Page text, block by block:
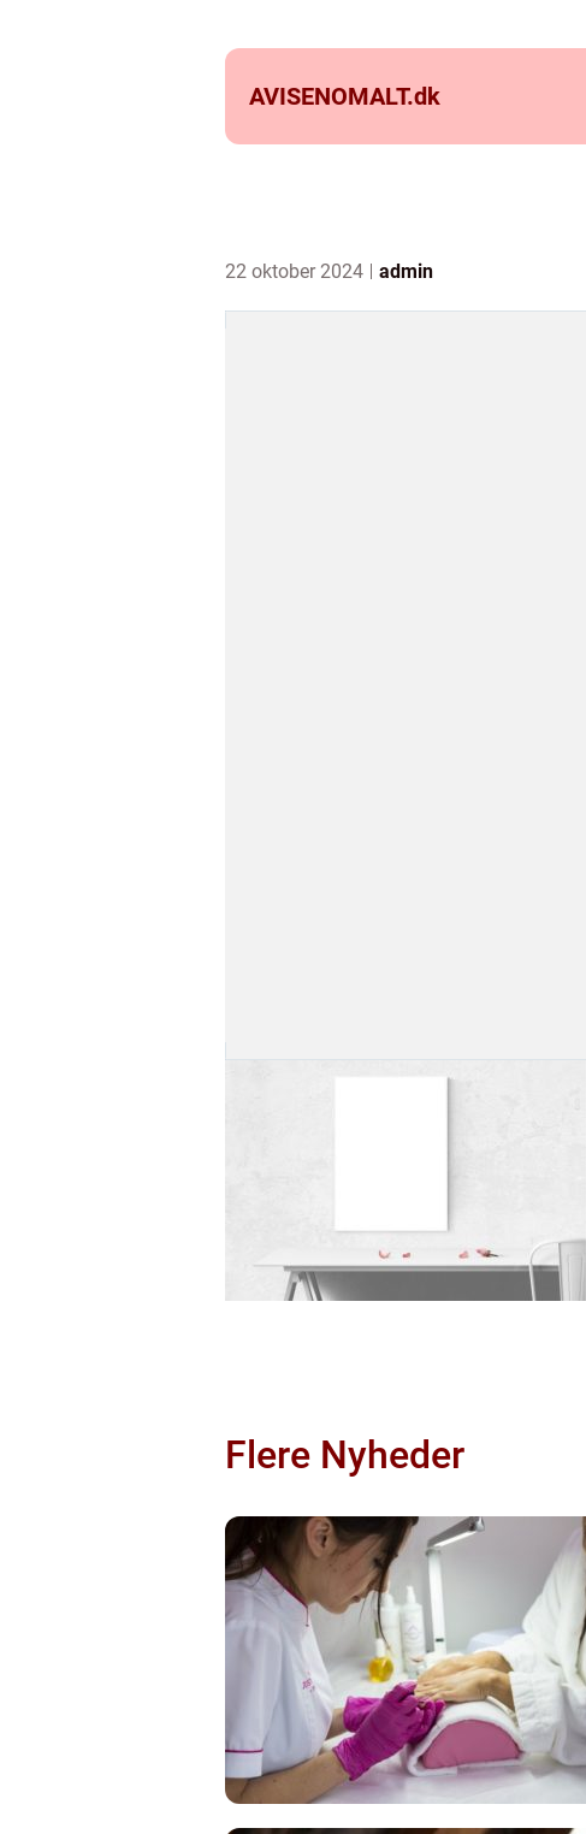
AVISENOMALT.dk
22 oktober 2024 admin
Flere Nyheder